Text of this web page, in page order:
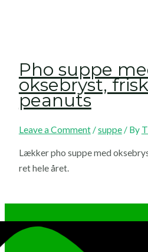
Pho suppe
oksebryst,
peanuts
Leave a Comment /suppe/ By
Lækker pho suppe med
ret hele året.